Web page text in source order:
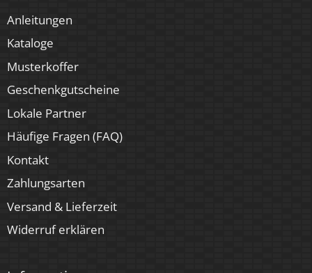
Ja
Anleitungen
Kataloge
Musterkoffer
Geschenkgutscheine
Lokale Partner
Häufige Fragen (FAQ)
Kontakt
Zahlungsarten
Versand & Lieferzeit
Widerruf erklären